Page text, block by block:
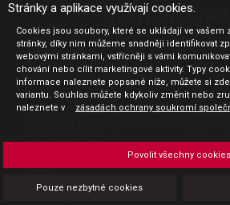
UŽITEČNÉ
Jak nakupovat
Obchodní podmínky
GDPR - ochrana osobních údajů
Profil zadavatele
Sdělení před uzavřením kupní smlouvy
Platba
Povinná publicita
Stránky a aplikace využívají cookies.
Cookies jsou soubory, které se ukládají ve vašem
stránky, díky nim můžeme snadněji identifikovat
webovými stránkami, vstřícněji s vámi
chování nebo cílit marketingové aktivity. Typy
informace naleznete popsané níže, můžete si
variantu. Souhlas můžete kdykoliv změnit nebo
naleznete v
zásadách ochrany soukromí
Pouze nezbytné cookies
Povolit všechny cookies